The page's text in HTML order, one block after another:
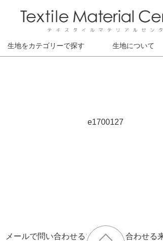
生地をカテゴリーで探す 生地について
e1700127
メールで問い合わせる電話で問い合わせる